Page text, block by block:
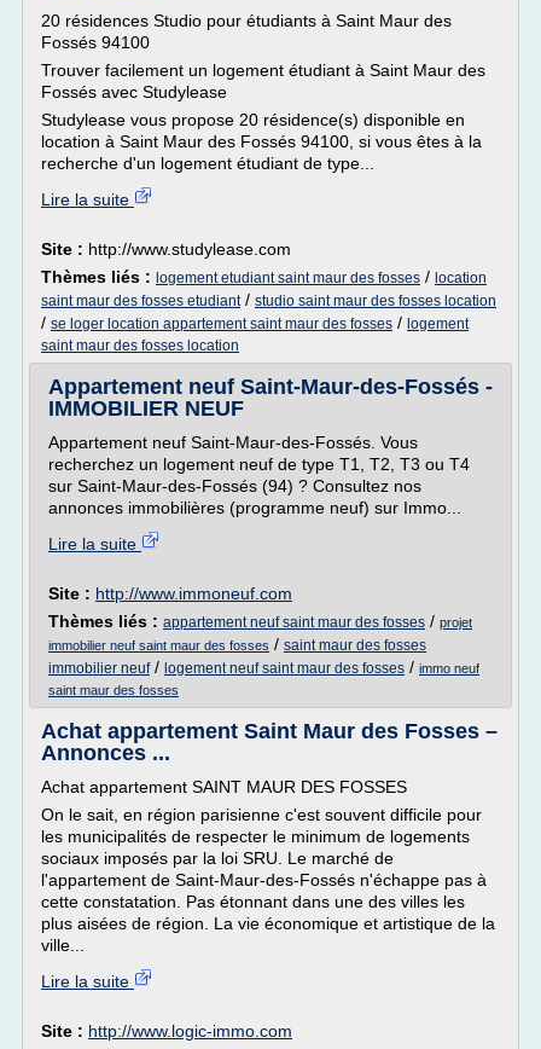
20 résidences Studio pour étudiants à Saint Maur des
Fossés 94100
Trouver facilement un logement étudiant à Saint Maur des
Fossés avec Studylease
Studylease vous propose 20 résidence(s) disponible en
location à Saint Maur des Fossés 94100, si vous êtes à la
recherche d'un logement étudiant de type...
Lire la suite
Site : http://www.studylease.com
Thèmes liés : logement etudiant saint maur des fosses / location
saint maur des fosses etudiant/ studio saint maur des fosses location
/ se loger location appartement saint maur des fosses / logement
saint maur des fosses location
Appartement neuf Saint-Maur-des-Fossés -
IMMOBILIER NEUF
Appartement neuf Saint-Maur-des-Fossés. Vous
recherchez un logement neuf de type T1, T2, T3 ou T4
sur Saint-Maur-des-Fossés (94) ? Consultez nos
annonces immobilières (programme neuf) sur Immo...
Lire la suite
Site : http://www.immoneuf.com
Thèmes liés : appartement neuf saint maur des fosses / projet
immobilier neuf saint maur des fosses / saint maur des fosses
immobilier neuf/ logement neuf saint maur des fosses / immo neuf
saint maur des fosses
Achat appartement Saint Maur des Fosses –
Annonces ...
Achat appartement SAINT MAUR DES FOSSES
On le sait, en région parisienne c'est souvent difficile pour
les municipalités de respecter le minimum de logements
sociaux imposés par la loi SRU. Le marché de
l'appartement de Saint-Maur-des-Fossés n'échappe pas à
cette constatation. Pas étonnant dans une des villes les
plus aisées de région. La vie économique et artistique de la
ville...
Lire la suite
Site : http://www.logic-immo.com